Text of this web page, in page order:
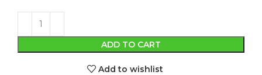
ADD TO CART
Add to wishlist